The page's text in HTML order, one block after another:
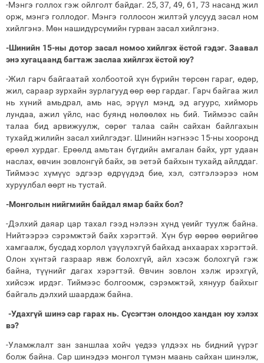
-Мэнгэ голлох гэж ойлголт байдаг. 25, 37, 49, 61, 73 насанд жил
орж, мэнгэ голлодог. Мэнгэ голлосон жилтэй улсууд засал ном
хийлгэнэ. Мөн нашидүрсүмийн гурван засал хийлгэнэ.
-Шинийн 15-ны дотор засал номоо хийлгэх ёстой гэдэг. Заавал
энэ хугацаанд багтаж заслаа хийлгэх ёстой юу?
-Жил гарч байгаатай холбоотой хүн бүрийн төрсөн гараг, өдөр,
жил, сараар зурхайн зурлагууд өөр өөр гардаг. Гарч байгаа жил
нь хүний амьдрал, амь нас, эрүүл мэнд, эд агуурс, хийморь
лундаа, ажил үйлс, нас буянд нөлөөлөх нь бий. Тиймээс сайн
талаа бид арвижуулж, сөрөг талаа сайн сайхан байлгахын
тухайд жилийн засал хийлгэдэг. Шинийн нэгнээс 15-ны хооронд
ерөөл хурдаг. Ерөөлд амьтан бүгдийн амгалан байх, урт удаан
наслах, өвчин зовлонгүй байх, эв эетэй байхын тухайд айлддаг.
Тиймээс хүмүүс эдгээр өдрүүдэд бие, хэл, сэтгэлээрээ ном
хуруулбал өөрт нь тустай.
-Монголын нийгмийн байдал ямар байх бол?
-Дэлхий даяар цар тахал гээд нэлээн хүнд үеийг туулж байна.
Нийтээрээ сэрэмжтэй байх хэрэгтэй. Хүн бүр өөрөө өөрийгөө
хамгаалж, бусдад хорлол үзүүлэхгүй байхад анхаарах хэрэгтэй.
Олон хүнтэй газраар явж болохгүй, айл хэсэж болохгүй гэж
байна, түүнийг дагах хэрэгтэй. Өвчин зовлон хэлж ирэхгүй,
хийсэж ирдэг. Тиймээс болгоомж, сэрэмжтэй, хянуур байхыг
байгаль дэлхий шаардаж байна.
-Удахгүй шинэ сар гарах нь. Сүсэгтэн олондоо хандан юу хэлэх
вэ?
-Уламжлалт зан заншлаа хойч үедээ үлдээх нь бидний үүрэг
болж байна. Сар шинэдээ монгол түмэн маань сайхан шинэлж,